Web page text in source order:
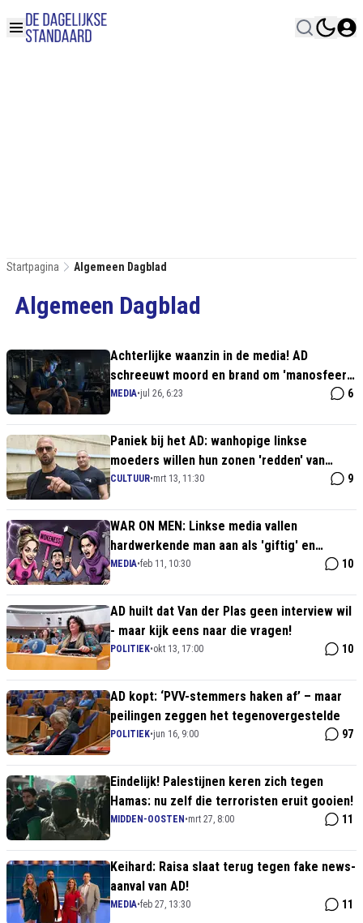
Startpagina Algemeen Dagblad
Algemeen Dagblad
Achterlijke waanzin in de media! AD
schreeuwt moord en brand om 'manosfeer'
- en verzint zelfs klimaatcrisis als oorzaak!
MEDIA•jul 26, 6:23 6
Paniek bij het AD: wanhopige linkse
moeders willen hun zonen 'redden' van
conservatieve denkbeelden
CULTUUR•mrt 13, 11:30 9
WAR ON MEN: Linkse media vallen
hardwerkende man aan als 'giftig' en
'gevaarlijk'!
MEDIA•feb 11, 10:30 10
AD huilt dat Van der Plas geen interview wil
- maar kijk eens naar die vragen!
POLITIEK•okt 13, 17:00 10
AD kopt: ‘PVV-stemmers haken af’ – maar
peilingen zeggen het tegenovergestelde
POLITIEK•jun 16, 9:00 97
Eindelijk! Palestijnen keren zich tegen
Hamas: nu zelf die terroristen eruit gooien!
MIDDEN-OOSTEN •mrt 27, 8:00 11
Keihard: Raisa slaat terug tegen fake news-
aanval van AD!
MEDIA•feb 27, 13:30 11